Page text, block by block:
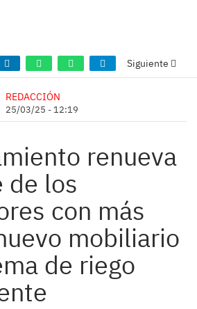
Siguiente
REDACCIÓN
25/03/25 - 12:19
renueva
de los
con más
mobiliario
de riego